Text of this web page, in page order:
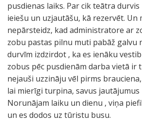
pusdienas laiks. Par cik teātra
ieiešu un uzjautāšu, kā rezervēt. Un
nepārsteidz, kad administratore ar
zobu pastas pilnu muti pabāž galvu
durvīm izdzirdot , ka es ienāku
zobus pēc pusdienām darba vietā ir
nejauši uzzināju vēl pirms
lai mierīgi turpina, savus jautājumus
Norunājam laiku un dienu , viņa
un es dodos uz tūristu busu.